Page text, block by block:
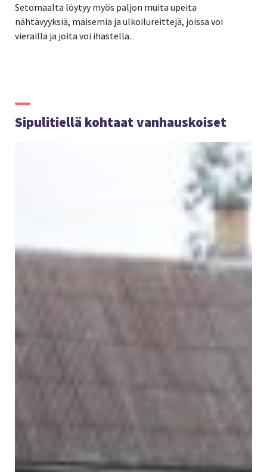
Setomaalta löytyy myös paljon muita upeita
nähtävyyksiä, maisemia ja ulkoilureittejä, joissa voi
vierailla ja joita voi ihastella.
Sipulitiellä kohtaat vanhauskoiset